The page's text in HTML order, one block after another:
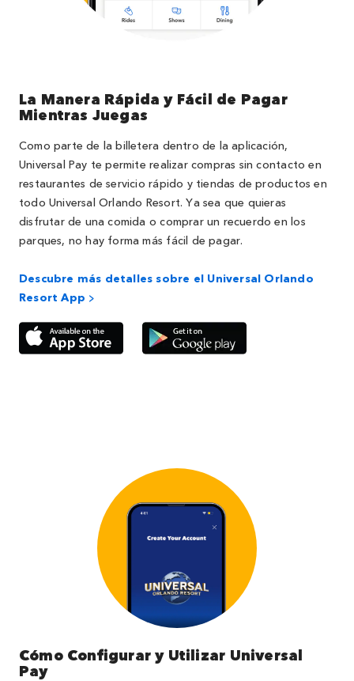
La Manera Rápida y Fácil de Pagar
Mientras Juegas
Como parte de la billetera dentro de la aplicación,
Universal Pay te permite realizar compras sin contacto en
restaurantes de servicio rápido y tiendas de productos en
todo Universal Orlando Resort. Ya sea que quieras
disfrutar de una comida o comprar un recuerdo en los
parques, no hay forma más fácil de pagar.
Descubre más detalles sobre el Universal Orlando
Resort App >
Cómo Configurar y Utilizar Universal
Pay